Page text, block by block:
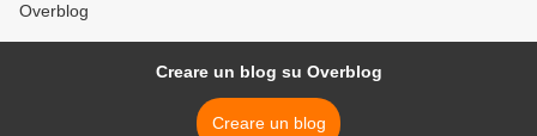
Overblog
Creare un blog su Overblog
Creare un blog